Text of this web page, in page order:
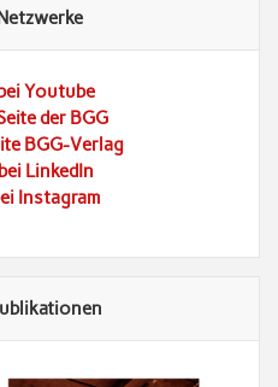
Youtube
der BGG
BGG-Verlag
LinkedIn
Instagram